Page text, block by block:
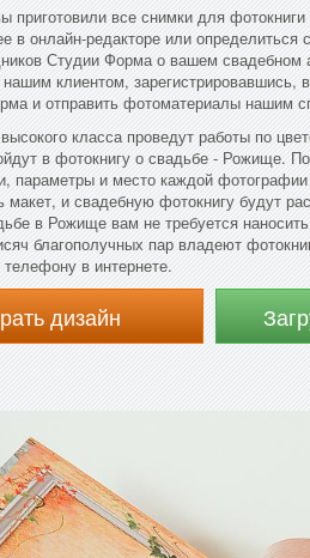
приготовили все снимки для
в онлайн-редакторе или
Студии Форма о вашем
клиентом, зарегистрировавшись,
и отправить фотоматериалы нашим
класса проведут работы по
в фотокнигу о свадьбе - Рожище.
параметры и место каждой
макет, и свадебную фотокнигу будут
в Рожище вам не требуется
благополучных пар владеют
в интернете.
дизайн